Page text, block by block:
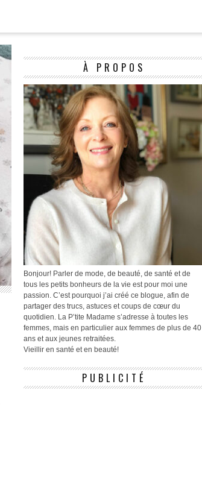
À PROPOS
Bonjour! Parler de mode, de beauté, de santé et de
tous les petits bonheurs de la vie est pour moi une
passion. C’est pourquoi j’ai créé ce blogue, afin de
partager des trucs, astuces et coups de cœur du
quotidien. La P’tite Madame s’adresse à toutes les
femmes, mais en particulier aux femmes de plus de 40
ans et aux jeunes retraitées.
Vieillir en santé et en beauté!
PUBLICITÉ